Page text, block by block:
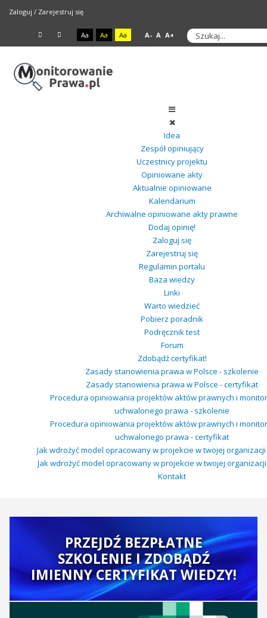
Zaloguj / Zarejestruj się
Aa Aa Aa A- A A+
Idea
Zespół opiniujący
Uczestnicy projektu
Opiniowane akty
Aktualnie opiniowane
Kalendarium
Archiwalne opiniowane akty prawne
Dodaj opinię!
Zaloguj się
Zarejestruj się
Regulamin portalu
Baza wiedzy
Linki
Warto wiedzieć
Pobierz poradnik
Podręcznik test
Forum
Zdobądź certyfikat!
Zasady stanowienia prawa w Polsce - szkolenie
Zasady stanowienia prawa w Polsce - certyfikat
Procedura opiniowania projektów aktów prawnych i
uchwalonego prawa - szkolenie
Procedura opiniowania projektów aktów prawnych i
uchwalonego prawa - certyfikat
Jak wdrożyć model opracowany w projekcie w twojej
Jak wdrożyć model opracowany w projekcie w twojej
Kontakt
PRZEJDŹ BEZPŁATNE
SZKOLENIE I ZDOBĄDŹ
IMIENNY CERTYFIKAT WIEDZY!